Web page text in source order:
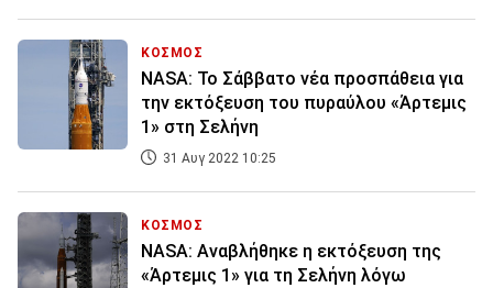
ΚΟΣΜΟΣ
NASA: Το Σάββατο νέα προσπάθεια για
την εκτόξευση του πυραύλου «Άρτεμις
1» στη Σελήνη
31 Αυγ 2022 10:25
ΚΟΣΜΟΣ
NASA: Αναβλήθηκε η εκτόξευση της
«Άρτεμις 1» για τη Σελήνη λόγω